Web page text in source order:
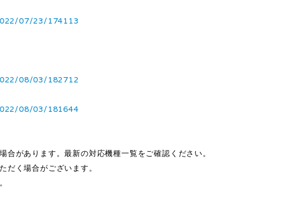
07/23/174113
08/03/182712
08/03/181644
があります。最新の対応機種一覧をご確認ください。
く場合がございます。